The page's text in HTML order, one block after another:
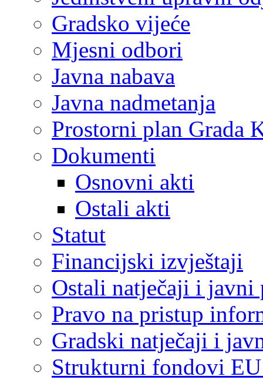
Gradsko vijeće
Mjesni odbori
Javna nabava
Javna nadmetanja
Prostorni plan Grada
Dokumenti
Osnovni akti
Ostali akti
Statut
Financijski izvještaji
Ostali natječaji i javni
Pravo na pristup
Gradski natječaji i
Strukturni fondovi